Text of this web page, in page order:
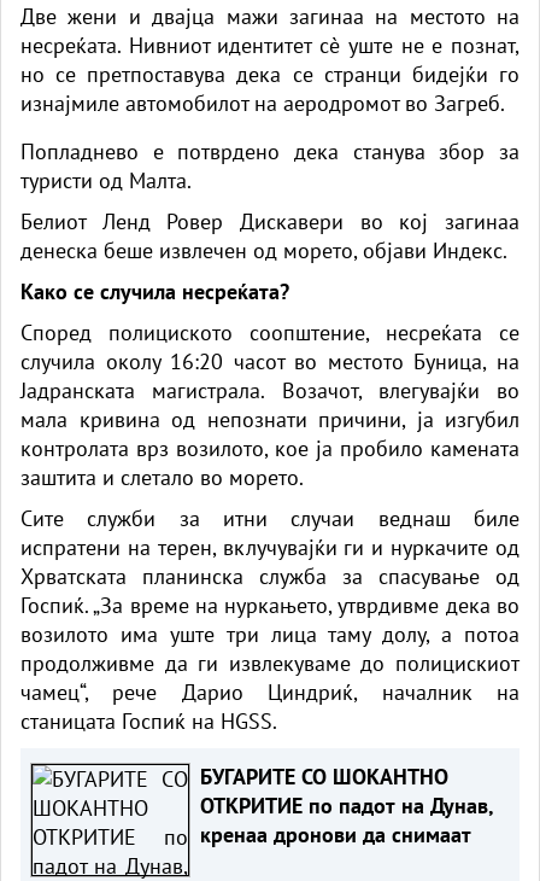
Две жени и двајца мажи загинаа на местото на
несреќата. Нивниот идентитет сè уште не е познат,
но се претпоставува дека се странци бидејќи го
изнајмиле автомобилот на аеродромот во Загреб.
Попладнево е потврдено дека станува збор за
туристи од Малта.
Белиот Ленд Ровер Дискавери во кој загинаа
денеска беше извлечен од морето, објави Индекс.
Како се случила несреќата?
Според полициското соопштение, несреќата се
случила околу 16:20 часот во местото Буница, на
Јадранската магистрала. Возачот, влегувајќи во
мала кривина од непознати причини, ја изгубил
контролата врз возилото, кое ја пробило камената
заштита и слетало во морето.
Сите служби за итни случаи веднаш биле
испратени на терен, вклучувајќи ги и нуркачите од
Хрватската планинска служба за спасување од
Госпиќ. „За време на нуркањето, утврдивме дека во
возилото има уште три лица таму долу, а потоа
продолживме да ги извлекуваме до полицискиот
чамец“, рече Дарио Циндриќ, началник на
станицата Госпиќ на HGSS.
БУГАРИТЕ СО ШОКАНТНО
ОТКРИТИЕ по падот на Дунав,
кренаа дронови да снимаат